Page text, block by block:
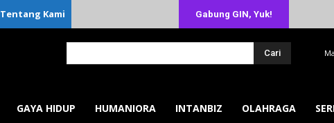
Tentang Kami Gabung GIN, Yuk!
Cari
GAYA HIDUP HUMANIORA INTANBIZ OLAHRAGA